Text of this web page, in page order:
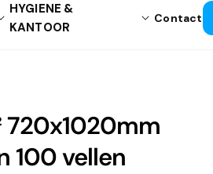
HYGIENE &
KANTOOR
Contact
100 vellen